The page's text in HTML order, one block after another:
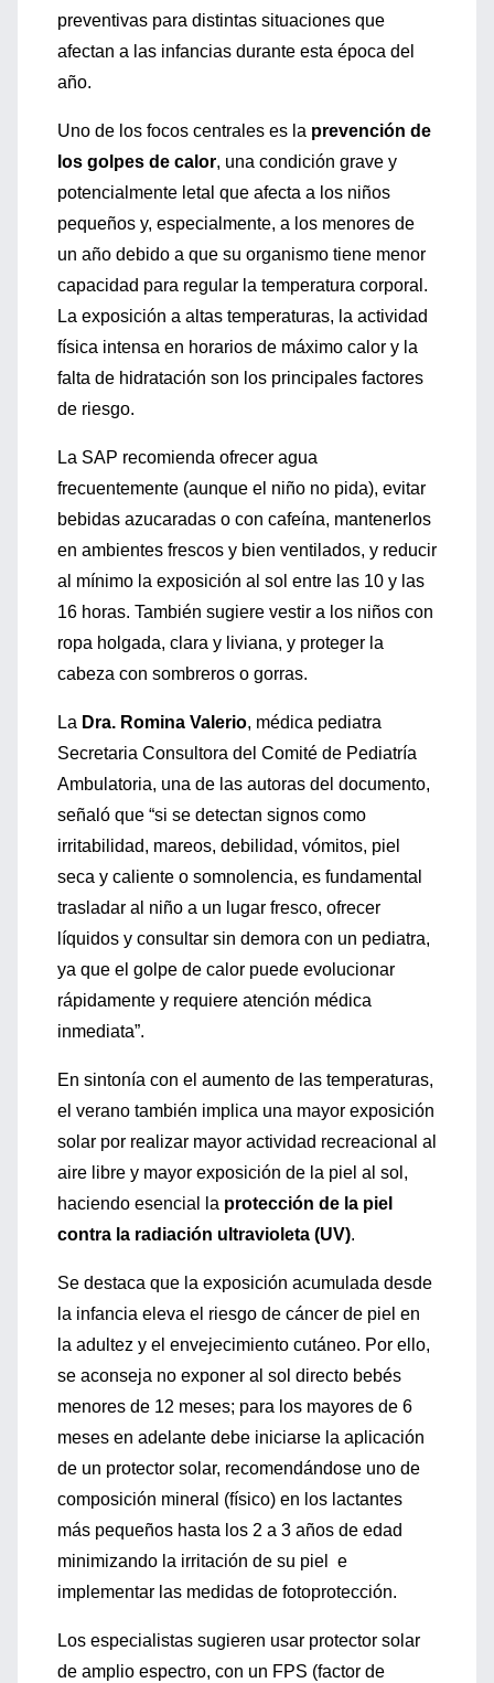
preventivas para distintas situaciones que
afectan a las infancias durante esta época del
año.
Uno de los focos centrales es la prevención de
los golpes de calor, una condición grave y
potencialmente letal que afecta a los niños
pequeños y, especialmente, a los menores de
un año debido a que su organismo tiene menor
capacidad para regular la temperatura corporal.
La exposición a altas temperaturas, la actividad
física intensa en horarios de máximo calor y la
falta de hidratación son los principales factores
de riesgo.
La SAP recomienda ofrecer agua
frecuentemente (aunque el niño no pida), evitar
bebidas azucaradas o con cafeína, mantenerlos
en ambientes frescos y bien ventilados, y reducir
al mínimo la exposición al sol entre las 10 y las
16 horas. También sugiere vestir a los niños con
ropa holgada, clara y liviana, y proteger la
cabeza con sombreros o gorras.
La Dra. Romina Valerio, médica pediatra
Secretaria Consultora del Comité de Pediatría
Ambulatoria, una de las autoras del documento,
señaló que “si se detectan signos como
irritabilidad, mareos, debilidad, vómitos, piel
seca y caliente o somnolencia, es fundamental
trasladar al niño a un lugar fresco, ofrecer
líquidos y consultar sin demora con un pediatra,
ya que el golpe de calor puede evolucionar
rápidamente y requiere atención médica
inmediata”.
En sintonía con el aumento de las temperaturas,
el verano también implica una mayor exposición
solar por realizar mayor actividad recreacional al
aire libre y mayor exposición de la piel al sol,
haciendo esencial la protección de la piel
contra la radiación ultravioleta (UV).
Se destaca que la exposición acumulada desde
la infancia eleva el riesgo de cáncer de piel en
la adultez y el envejecimiento cutáneo. Por ello,
se aconseja no exponer al sol directo bebés
menores de 12 meses; para los mayores de 6
meses en adelante debe iniciarse la aplicación
de un protector solar, recomendándose uno de
composición mineral (físico) en los lactantes
más pequeños hasta los 2 a 3 años de edad
minimizando la irritación de su piel e
implementar las medidas de fotoprotección.
Los especialistas sugieren usar protector solar
de amplio espectro, con un FPS (factor de